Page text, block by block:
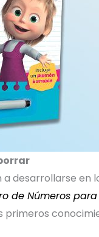
desarrollarse en
de Números
primeros